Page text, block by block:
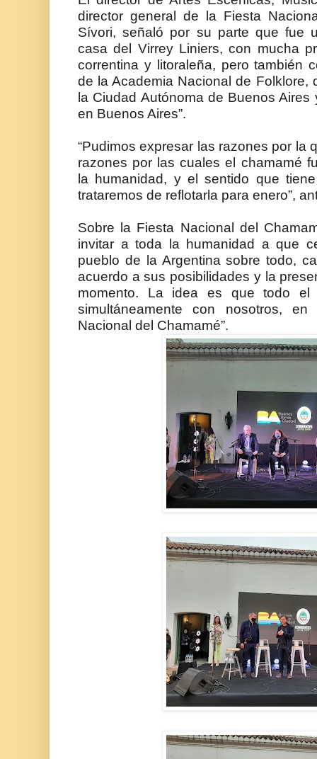
director general de la Fiesta
Sívori, señaló por su parte que fue
casa del Virrey Liniers, con mucha
correntina y litoraleña, pero también
de la Academia Nacional de Folklore,
la Ciudad Autónoma de Buenos
en Buenos Aires”.
“Pudimos expresar las razones por la
razones por las cuales el chamamé
la humanidad, y el sentido que
trataremos de reflotarla para enero”,
Sobre la Fiesta Nacional del
invitar a toda la humanidad a que
pueblo de la Argentina sobre todo,
acuerdo a sus posibilidades y la
momento. La idea es que todo el
simultáneamente con nosotros,
Nacional del Chamamé”.